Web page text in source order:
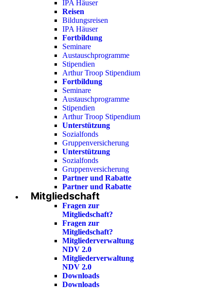
IPA Häuser
Reisen
Bildungsreisen
IPA Häuser
Fortbildung
Seminare
Austauschprogramme
Stipendien
Arthur Troop Stipendium
Fortbildung
Seminare
Austauschprogramme
Stipendien
Arthur Troop Stipendium
Unterstützung
Sozialfonds
Gruppenversicherung
Unterstützung
Sozialfonds
Gruppenversicherung
Partner und Rabatte
Partner und Rabatte
Mitgliedschaft
Fragen zur
Mitgliedschaft?
Fragen zur
Mitgliedschaft?
Mitgliederverwaltung
NDV 2.0
Mitgliederverwaltung
NDV 2.0
Downloads
Downloads